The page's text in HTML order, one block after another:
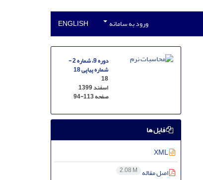
ورود به سامانه ENGLISH
دوره 9، شماره 2 -
شماره پیاپی 18
18
اسفند 1399
صفحه94-113
فایل ها
XML
اصل مقاله 2.08 M